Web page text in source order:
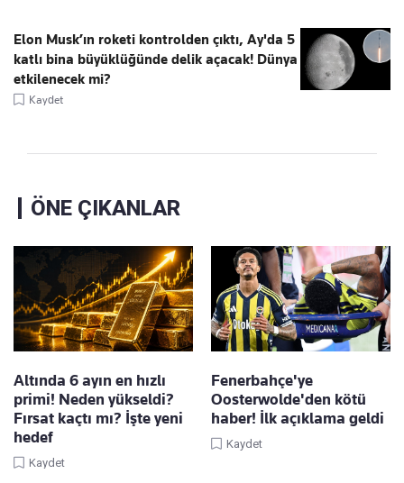
Elon Musk’ın roketi kontrolden çıktı, Ay'da 5
katlı bina büyüklüğünde delik açacak! Dünya
etkilenecek mi?
Kaydet
ÖNE ÇIKANLAR
Altında 6 ayın en hızlı
primi! Neden yükseldi?
Fırsat kaçtı mı? İşte yeni
hedef
Kaydet
Fenerbahçe'ye
Oosterwolde'den kötü
haber! İlk açıklama geldi
Kaydet